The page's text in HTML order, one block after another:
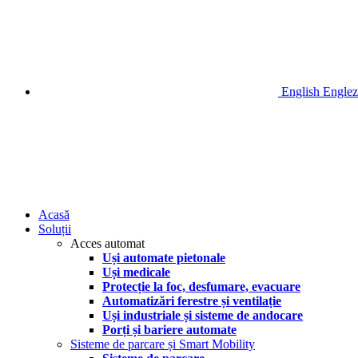
English
Acasă
Soluții
Acces automat
Uși automate pietonale
Uși medicale
Protecție la foc, desfumare, evacuare
Automatizări ferestre și ventilație
Uși industriale și sisteme de andocare
Porți și bariere automate
Sisteme de parcare și Smart Mobility